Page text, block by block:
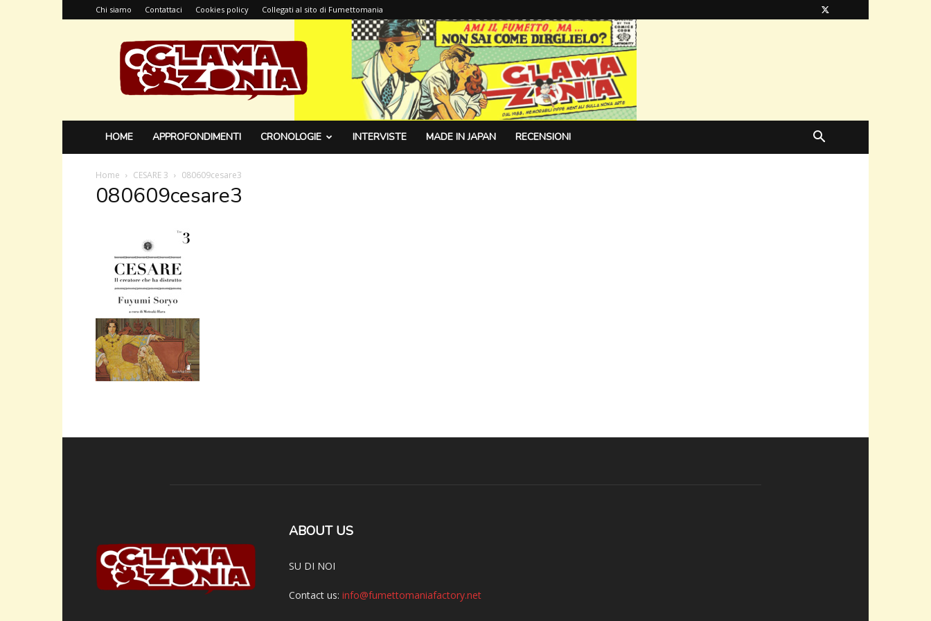
Chi siamo Contattaci Cookies policy Collegati al sito di Fumettomania
Glamazonia,
il
blog
HOME APPROFONDIMENTI CRONOLOGIE INTERVISTE MADE IN JAPAN RECENSIONI
Home CESARE 3 080609cesare3
080609cesare3
ABOUT US
SU DI NOI
Contact us: info@fumettomaniafactory.net